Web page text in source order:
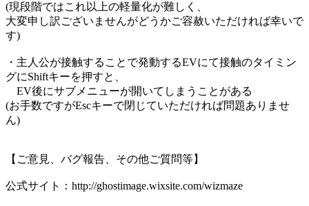
(現段階ではこれ以上の軽量化が難しく、
大変申し訳ございませんがどうかご容赦いただければ幸いで
す)
・主人公が接触することで発動するEVにて接触のタイミン
グにShiftキーを押すと、
EV後にサブメニューが開いてしまうことがある
(お手数ですがEscキーで閉じていただければ問題ありませ
ん)
【ご意見、バグ報告、その他ご質問等】
公式サイト：http://ghostimage.wixsite.com/wizmaze